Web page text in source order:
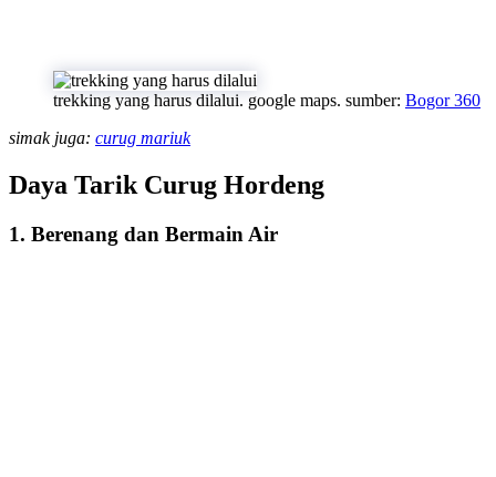
trekking yang harus dilalui. google maps. sumber: Bogor 360
simak juga: curug mariuk
Daya Tarik Curug Hordeng
1. Berenang dan Bermain Air